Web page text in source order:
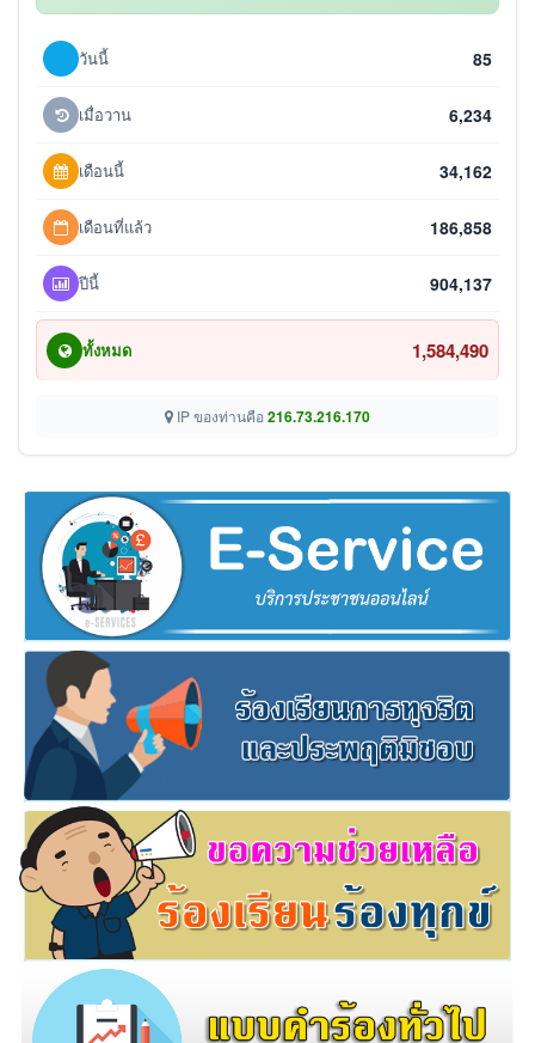
วันนี้ 85
เมื่อวาน 6,234
เดือนนี้ 34,162
เดือนที่แล้ว 186,858
ปีนี้ 904,137
ทั้งหมด 1,584,490
IP ของท่านคือ 216.73.216.170